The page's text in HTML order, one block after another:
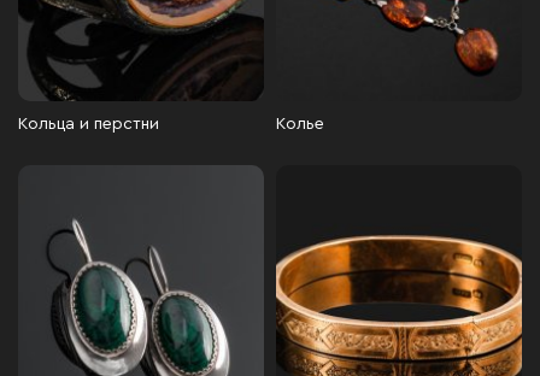
Кольца и перстни Колье